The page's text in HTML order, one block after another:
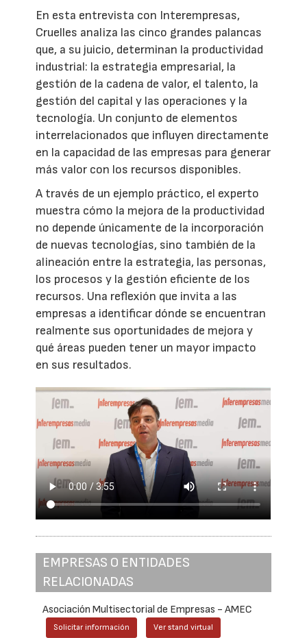
En esta entrevista con Interempresas,
Cruelles analiza las cinco grandes palancas
que, a su juicio, determinan la productividad
industrial: la estrategia empresarial, la
gestión de la cadena de valor, el talento, la
gestión del capital y las operaciones y la
tecnología. Un conjunto de elementos
interrelacionados que influyen directamente
en la capacidad de las empresas para generar
más valor con los recursos disponibles.
A través de un ejemplo práctico, el experto
muestra cómo la mejora de la productividad
no depende únicamente de la incorporación
de nuevas tecnologías, sino también de la
alineación entre la estrategia, las personas,
los procesos y la gestión eficiente de los
recursos. Una reflexión que invita a las
empresas a identificar dónde se encuentran
realmente sus oportunidades de mejora y
qué áreas pueden tener un mayor impacto
en sus resultados.
EMPRESAS O ENTIDADES
RELACIONADAS
Asociación Multisectorial de Empresas - AMEC
Solicitar información Ver stand virtual